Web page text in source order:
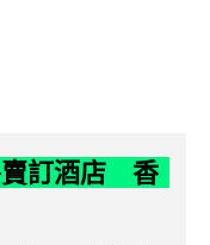
賣訂酒店 香